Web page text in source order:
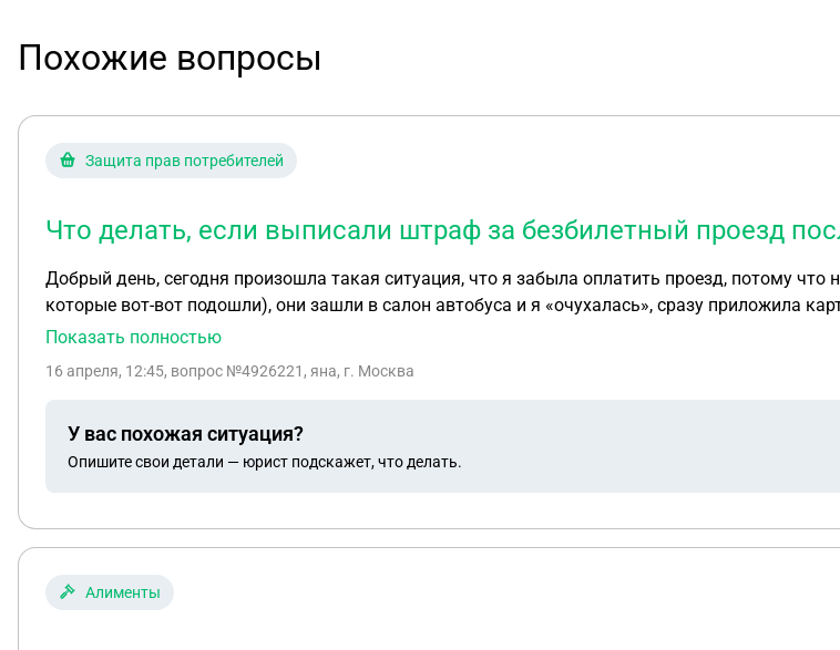
Похожие вопросы
Защита прав потребителей
Что делать, если выписали штраф за безбилетный проезд
Добрый день, сегодня произошла такая ситуация, что я забыла оплатить проезд, потому
которые вот-вот подошли), они зашли в салон автобуса и я «очухалась», сразу приложила
моей оплаты. Подскажите, что делать в такой ситуации и на чьей стороне правда?
Показать полностью
16 апреля, 12:45, вопрос №4926221, яна, г. Москва
У вас похожая ситуация?
Опишите свои детали — юрист подскажет, что делать.
Алименты